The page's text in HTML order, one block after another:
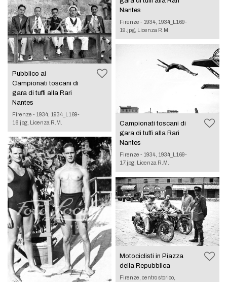
Pubblico ai
Campionati toscani di
gara di tuffi alla Rari
Nantes
Firenze - 1934, 1934_L169-
16.jpg, Licenza R.M.
Nantes
Firenze - 1934, 1934_L169-
19.jpg, Licenza R.M.
Campionati toscani di
gara di tuffi alla Rari
Nantes
Firenze - 1934, 1934_L169-
17.jpg, Licenza R.M.
Motociclisti in Piazza
della Repubblica
Firenze, centro storico,